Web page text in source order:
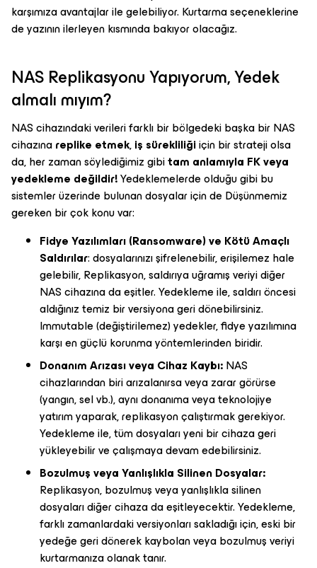
karşımıza avantajlar ile gelebiliyor. Kurtarma seçeneklerine
de yazının ilerleyen kısmında bakıyor olacağız.
NAS Replikasyonu Yapıyorum, Yedek
almalı mıyım?
NAS cihazındaki verileri farklı bir bölgedeki başka bir NAS
cihazınareplike etmek,iş sürekliliğiiçin bir strateji olsa
da, her zaman söylediğimiz gibitam anlamıyla FK veya
yedekleme değildir!Yedeklemelerde olduğu gibi bu
sistemler üzerinde bulunan dosyalar için de Düşünmemiz
gereken bir çok konu var:
Fidye Yazılımları (Ransomware) ve Kötü Amaçlı
Saldırılar: dosyalarınızı şifrelenebilir, erişilemez hale
gelebilir, Replikasyon, saldırıya uğramış veriyi diğer
NAS cihazına da eşitler. Yedekleme ile, saldırı öncesi
aldığınız temiz bir versiyona geri dönebilirsiniz.
Immutable (değiştirilemez) yedekler, fidye yazılımına
karşı en güçlü korunma yöntemlerinden biridir.
Donanım Arızası veya Cihaz Kaybı:NAS
cihazlarından biri arızalanırsa veya zarar görürse
(yangın, sel vb.), aynı donanıma veya teknolojiye
yatırım yaparak, replikasyon çalıştırmak gerekiyor.
Yedekleme ile, tüm dosyaları yeni bir cihaza geri
yükleyebilir ve çalışmaya devam edebilirsiniz.
Bozulmuş veya Yanlışlıkla Silinen Dosyalar:
Replikasyon, bozulmuş veya yanlışlıkla silinen
dosyaları diğer cihaza da eşitleyecektir. Yedekleme,
farklı zamanlardaki versiyonları sakladığı için, eski bir
yedeğe geri dönerek kaybolan veya bozulmuş veriyi
kurtarmanıza olanak tanır.